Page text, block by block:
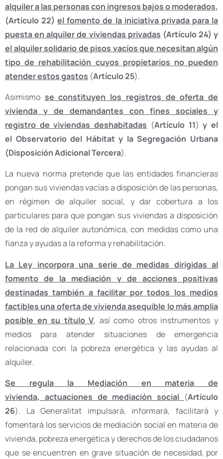
alquiler a las personas con ingresos bajos o moderados,
(Artículo 22)el fomento de la iniciativa privada para la
puesta en alquiler de viviendas privadas (Artículo 24) y
el alquiler solidario de pisos vacíos que necesitan algún
tipo de rehabilitación cuyos propietarios no pueden
atender estos gastos (Artículo 25).
Asimismo se constituyen los registros de oferta de
vivienda y de demandantes con fines sociales y
registro de viviendas deshabitadas (Artículo 11)yel
el Observatorio del Hábitat y la Segregación Urbana
(Disposición Adicional Tercera).
La nueva norma pretende que las entidades financieras
pongan sus viviendas vacías a disposición de las personas,
en régimen de alquiler social, y dar cobertura a los
particulares para que pongan sus viviendas a disposición
de la red de alquiler autonómica, con medidas como una
fianza y ayudas a la reforma y rehabilitación.
La Ley incorpora una serie de medidas dirigidas al
fomento de la mediación y de acciones positivas
destinadas también a facilitar por todos los medios
factibles una oferta de vivienda asequible lo más amplia
posible en su título V, así como otros instrumentos y
medios para atender situaciones de emergencia
relacionada con la pobreza energética y las ayudas al
alquiler.
Se regula la Mediación en materia de
vivienda, actuaciones de mediación social (Artículo
26). La Generalitat impulsará, informará, facilitará y
fomentará los servicios de mediación social en materia de
vivienda, pobreza energética y derechos de los ciudadanos
que se encuentren en grave situación de necesidad, por